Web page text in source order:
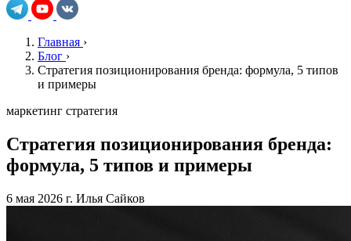
Главная ›
Блог ›
Стратегия позиционирования бренда: формула, 5 типов
и примеры
маркетинг стратегия
Стратегия позиционирования бренда:
формула, 5 типов и примеры
6 мая 2026 г. Илья Сайков